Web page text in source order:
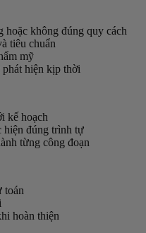
hoặc không đúng quy cách
tiêu chuẩn
mỹ
hiện kịp thời
kế hoạch
hiện đúng trình tự
từng công đoạn
toán
hoàn thiện